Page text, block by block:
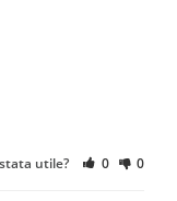
utile? 0 0